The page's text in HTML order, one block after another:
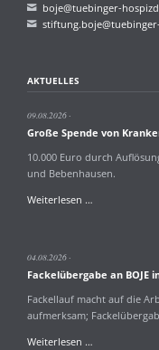
boje@tuebinger-
AKTUELLES
09.08.2026
Große Spende von
10.000 Euro durch
und Bebenhausen.
Weiterlesen …Große
04.08.2026
Fackelübergabe an BOJE
Fackellauf macht auf die
aufmerksam;
Weiterlesen …Fackelübergabe